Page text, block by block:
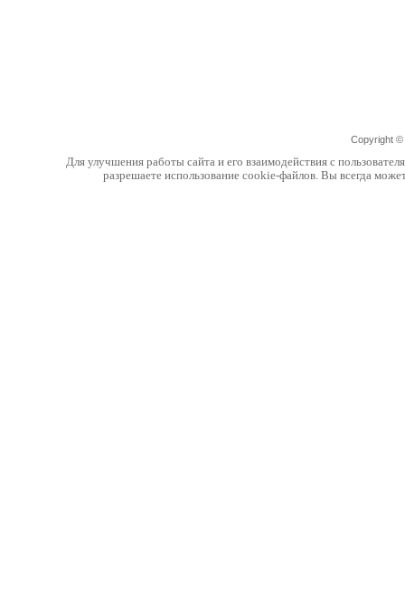
Copyright ©
Для улучшения работы сайта и его взаимодействия с
разрешаете использование cookie-файлов. Вы всегда